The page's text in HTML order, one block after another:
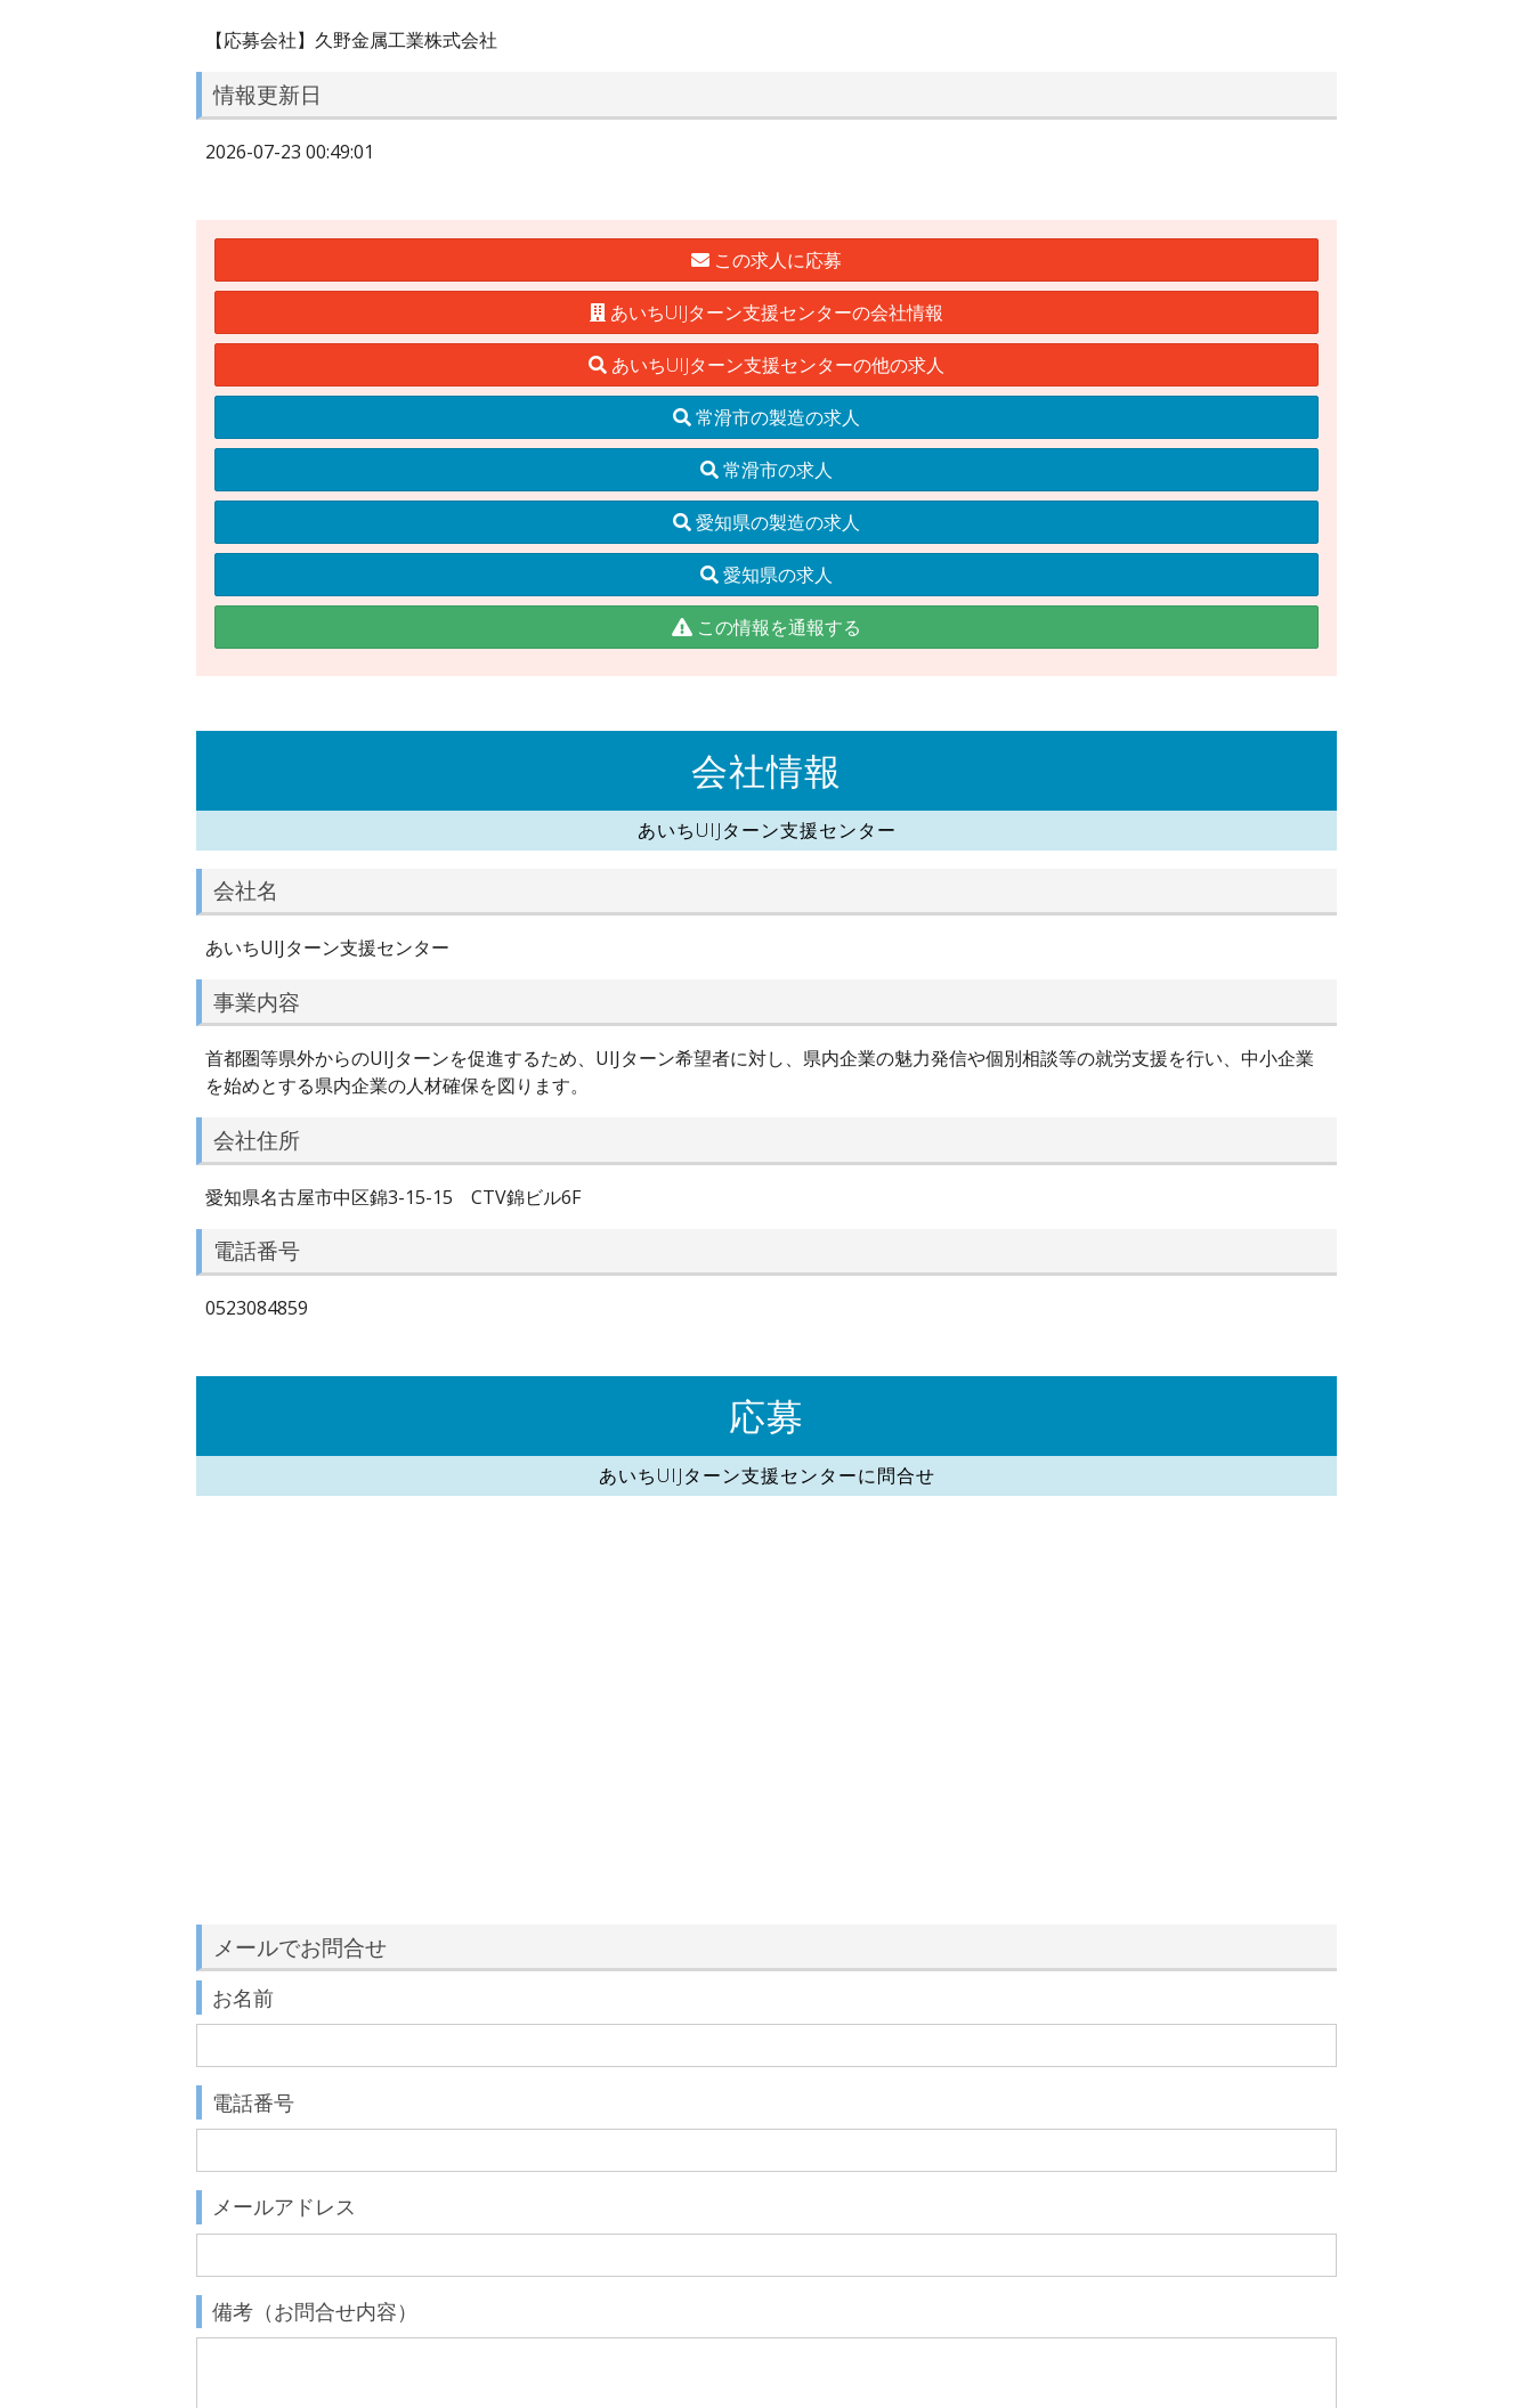
【応募会社】久野金属工業株式会社
情報更新日
2026-07-23 00:49:01
この求人に応募
あいちUIJターン支援センターの会社情報
あいちUIJターン支援センターの他の求人
常滑市の製造の求人
常滑市の求人
愛知県の製造の求人
愛知県の求人
この情報を通報する
会社情報
あいちUIJターン支援センター
会社名
あいちUIJターン支援センター
事業内容
首都圏等県外からのUIJターンを促進するため、UIJターン希望者に対し、県内企業の魅力発信や個別相談等の就労支援を行い、中小企業
を始めとする県内企業の人材確保を図ります。
会社住所
愛知県名古屋市中区錦3-15-15 CTV錦ビル6F
電話番号
0523084859
応募
あいちUIJターン支援センターに問合せ
メールでお問合せ
お名前
電話番号
メールアドレス
備考（お問合せ内容）